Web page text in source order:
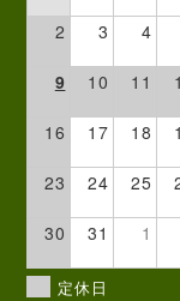
2 3 4
9 10 11
16 17 18
23 24 25
30 31 1
定休日